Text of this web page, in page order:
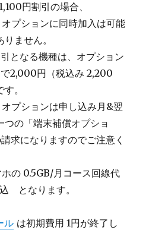
円割引の場合、
プションに同時加入は可能
ません。
となる機種は、オプション
2,000円（税込み 2,200
。
プションは申し込み月&翌
つの「端末補償オプショ
求になりますのでご注意く
の 0.5GB/月コース回線代
となります。
ル は初期費用 1円が終了し